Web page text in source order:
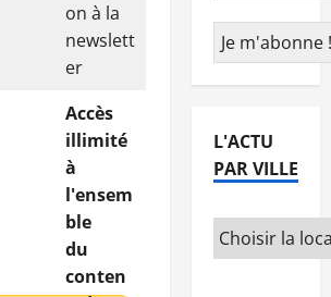
on à la
newslett
er
Accès
illimité
à
l'ensem
ble
du
conten
L'ACTU
PAR VILLE